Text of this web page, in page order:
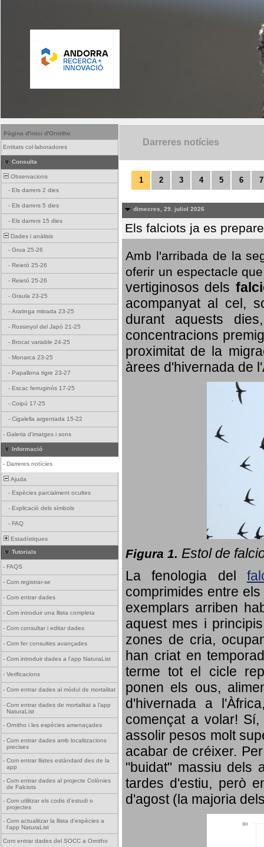
Pàgina d'inici d'Ornitho
Entitats col·laboradores
Consulta
Observacions
- Els darrers 2 dies
- Els darrers 5 dies
- Els darrers 15 dies
Dades i anàlisis
- Grua 25-26
- Reietó 25-26
- Reietó 25-26
- Graula 23-25
- Aratinga mitrada 23-25
- Rossinyol del Japó 21-25
- Brocat variable 24-25
- Monarca 23-25
- Papallona tigre 23-27
- Escac ferruginós 17-25
- Coipú 17-25
- Cigalella argentada 15-22
- Galeria d'imatges i sons
Informació
- Darreres notícies
Ajuda
- Espècies parcialment ocultes
- Explicació dels símbols
- FAQ
Estadístiques
Tutorials
- FAQS
- Com registrar-se
- Com entrar dades
- Com introduir una llista completa
- Com consultar i editar dades
- Com fer consultes avançades
- Com introduir dades a l'app NaturaList
- Verificacions
- Com entrar dades al mòdul de mortalitat
- Com entrar dades de mortalitat a l'app
NaturaList
- Ornitho i les espècies amenaçades
- Com entrar dades amb localitzacions
precises
- Com entrar llistes estàndard des de la
app
- Com entrar dades al projecte Colònies
de Falciots
- Com utilitzar els codis d'estudi o
projectes
- Com actualitzar la llista d'espècies a
l'app NaturaList
Com entrar dades del SOCC a Ornitho
Darreres notícies
1 2 3 4 5 6 7
dimecres, 29. juliol 2026
Els falciots ja es
Amb l'arribada de la
oferir un espectacle
vertiginosos dels
acompanyat al cel,
durant aquests
concentracions
proximitat de la
àrees d'hivernada de
Figura 1. Estol de
La fenologia del
comprimides entre
exemplars arriben
aquest mes i
zones de cria,
han criat en
terme tot el cicle
ponen els ous,
d'hivernada a
començat a volar!
assolir pesos molt
acabar de créixer.
"buidat" massiu dels
tardes d'estiu, però
d'agost (la majoria